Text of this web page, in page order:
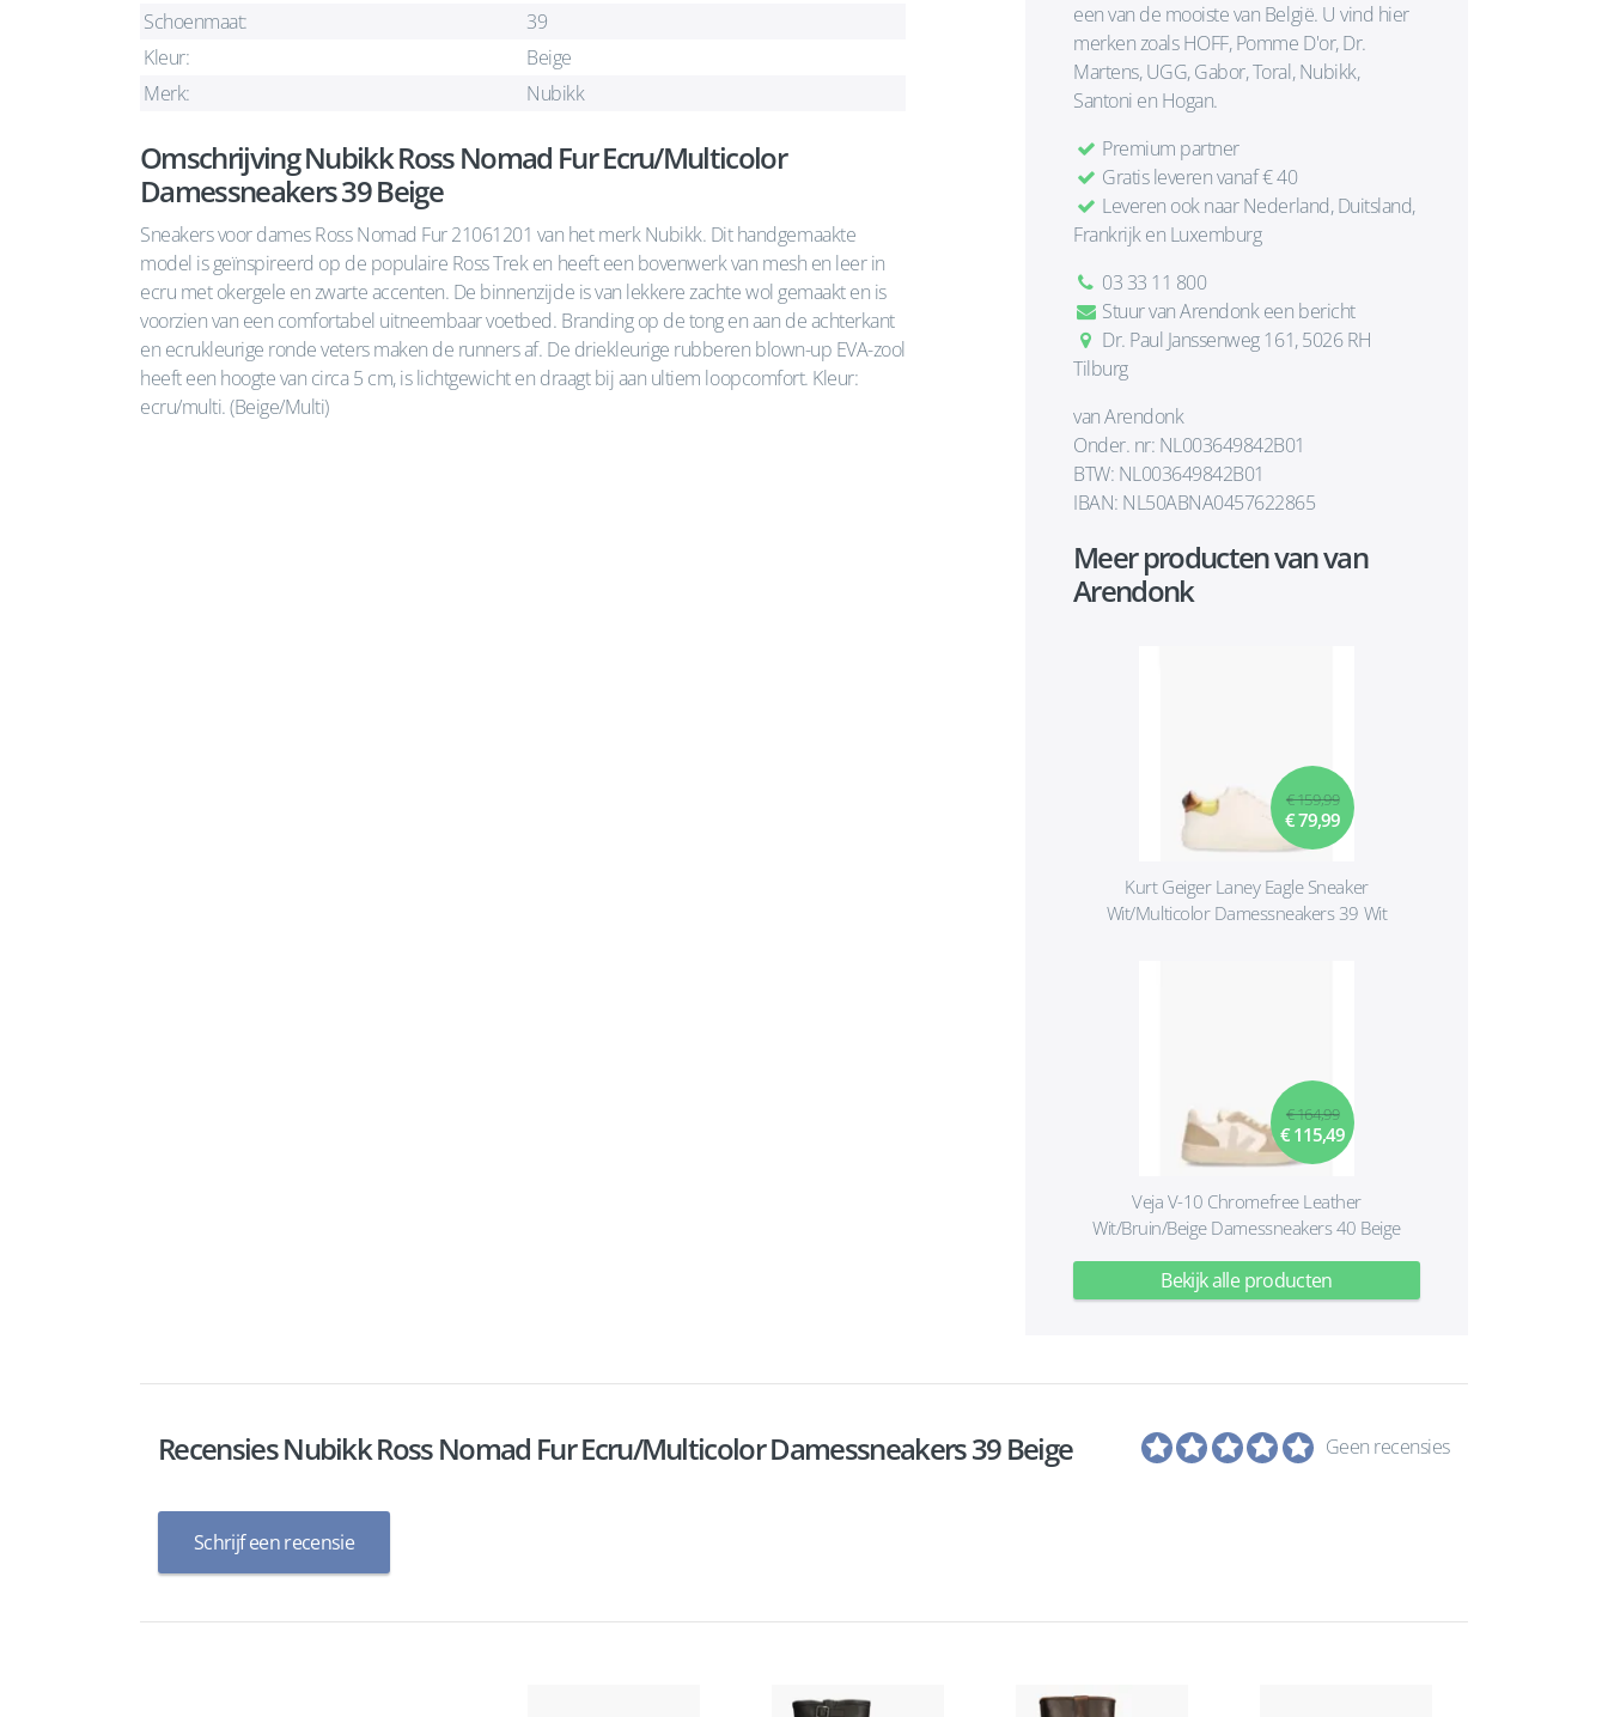
Schoenmaat:
39
Kleur:
Beige
Merk:
Nubikk
Omschrijving Nubikk Ross Nomad Fur Ecru/Multicolor
Damessneakers 39 Beige
Sneakers voor dames Ross Nomad Fur 21061201 van het merk Nubikk. Dit handgemaakte
model is geïnspireerd op de populaire Ross Trek en heeft een bovenwerk van mesh en leer in
ecru met okergele en zwarte accenten. De binnenzijde is van lekkere zachte wol gemaakt en is
voorzien van een comfortabel uitneembaar voetbed. Branding op de tong en aan de achterkant
en ecrukleurige ronde veters maken de runners af. De driekleurige rubberen blown-up EVA-zool
heeft een hoogte van circa 5 cm, is lichtgewicht en draagt bij aan ultiem loopcomfort. Kleur:
ecru/multi. (Beige/Multi)
een van de mooiste van België. U vind hier
merken zoals HOFF, Pomme D'or, Dr.
Martens, UGG, Gabor, Toral, Nubikk,
Santoni en Hogan.
Premium partner
Gratis leveren vanaf € 40
Leveren ook naar Nederland, Duitsland,
Frankrijk en Luxemburg
03 33 11 800
Stuur van Arendonk een bericht
Dr. Paul Janssenweg 161, 5026 RH
Tilburg
van Arendonk
Onder. nr: NL003649842B01
BTW: NL003649842B01
IBAN: NL50ABNA0457622865
Meer producten van van
Arendonk
€ 159,99
€ 79,99
Kurt Geiger Laney Eagle Sneaker
Wit/Multicolor Damessneakers 39 Wit
€ 164,99
€ 115,49
Veja V-10 Chromefree Leather
Wit/Bruin/Beige Damessneakers 40 Beige
Bekijk alle producten
Recensies Nubikk Ross Nomad Fur Ecru/Multicolor Damessneakers 39 Beige Geen recensies
Schrijf een recensie